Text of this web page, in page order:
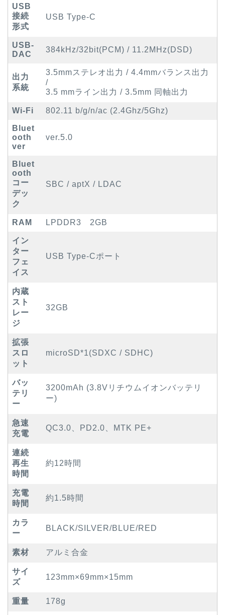
USB
接続
形式
USB Type-C
USB-
DAC
384kHz/32bit(PCM) / 11.2MHz(DSD)
​出力
系統
3.5mmステレオ出力 / 4.4mmバランス出力
/
3.5 mmライン出力 / 3.5mm 同軸出力
Wi-Fi 802.11 b/g/n/ac (2.4Ghz/5Ghz)
Bluet
ooth
ver
ver.5.0
Bluet
ooth
コー
デッ
ク
SBC / aptX / LDAC
RAM LPDDR3 2GB
イン
ター
フェ
イス
USB Type-Cポート
内蔵
スト
レー
ジ
32GB
拡張
スロ
ット
microSD*1(SDXC / SDHC)
バッ
テリ
ー
3200mAh (3.8Vリチウムイオンバッテリ
ー)
急速
充電
QC3.0、PD2.0、MTK PE+
連続
再生
時間
約12時間
充電
時間
約1.5時間
カラ
ー
BLACK/SILVER/BLUE/RED
素材 アルミ合金
サイ
ズ
123mm×69mm×15mm
重量 178g